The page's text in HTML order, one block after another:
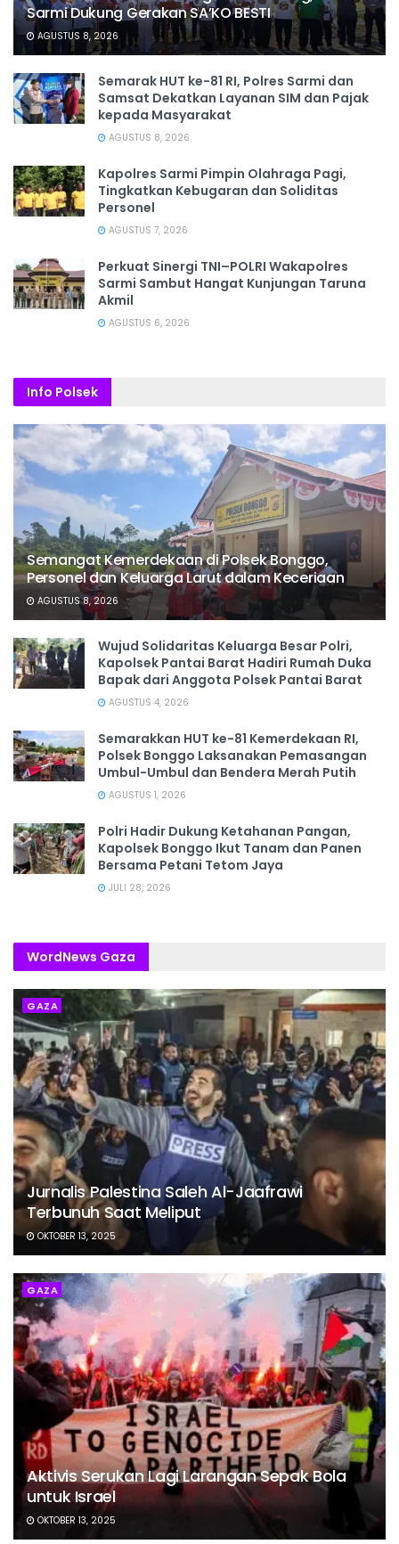
Sarmi Dukung Gerakan SA’KO BESTI
AGUSTUS 8, 2026
Semarak HUT ke-81 RI, Polres Sarmi dan
Samsat Dekatkan Layanan SIM dan Pajak
kepada Masyarakat
AGUSTUS 8, 2026
Kapolres Sarmi Pimpin Olahraga Pagi,
Tingkatkan Kebugaran dan Soliditas
Personel
AGUSTUS 7, 2026
Perkuat Sinergi TNI–POLRI Wakapolres
Sarmi Sambut Hangat Kunjungan Taruna
Akmil
AGUSTUS 6, 2026
Info Polsek
Semangat Kemerdekaan di Polsek Bonggo,
Personel dan Keluarga Larut dalam Keceriaan
AGUSTUS 8, 2026
Wujud Solidaritas Keluarga Besar Polri,
Kapolsek Pantai Barat Hadiri Rumah Duka
Bapak dari Anggota Polsek Pantai Barat
AGUSTUS 4, 2026
Semarakkan HUT ke-81 Kemerdekaan RI,
Polsek Bonggo Laksanakan Pemasangan
Umbul-Umbul dan Bendera Merah Putih
AGUSTUS 1, 2026
Polri Hadir Dukung Ketahanan Pangan,
Kapolsek Bonggo Ikut Tanam dan Panen
Bersama Petani Tetom Jaya
JULI 28, 2026
WordNews Gaza
GAZA
Jurnalis Palestina Saleh Al-Jaafrawi
Terbunuh Saat Meliput
OKTOBER 13, 2025
GAZA
Aktivis Serukan Lagi Larangan Sepak Bola
untuk Israel
OKTOBER 13, 2025